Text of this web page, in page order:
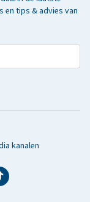
en tips & advies van
kanalen